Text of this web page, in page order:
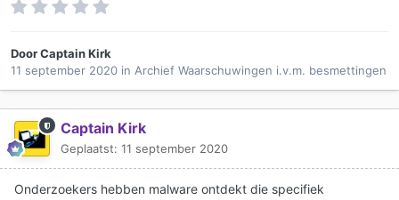
DoorCaptain Kirk
11 september 2020 in Archief Waarschuwingen i.v.m. besmettingen
Captain Kirk
Geplaatst: 11 september 2020
Onderzoekers hebben malware ontdekt die specifiek